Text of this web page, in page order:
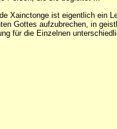
Xainctonge ist eigentlich ein
Gottes aufzubrechen, in
für die Einzelnen